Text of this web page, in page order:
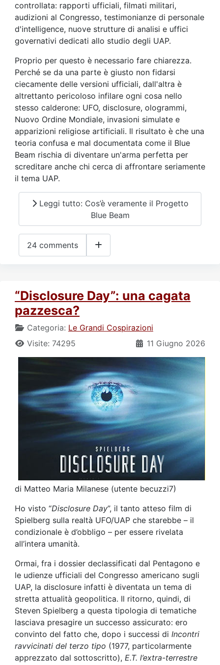
controllata: rapporti ufficiali, filmati militari,
audizioni al Congresso, testimonianze di personale
d'intelligence, nuove strutture di analisi e uffici
governativi dedicati allo studio degli UAP.
Proprio per questo è necessario fare chiarezza.
Perché se da una parte è giusto non fidarsi
ciecamente delle versioni ufficiali, dall'altra è
altrettanto pericoloso infilare ogni cosa nello
stesso calderone: UFO, disclosure, ologrammi,
Nuovo Ordine Mondiale, invasioni simulate e
apparizioni religiose artificiali. Il risultato è che una
teoria confusa e mal documentata come il Blue
Beam rischia di diventare un'arma perfetta per
screditare anche chi cerca di affrontare seriamente
il tema UAP.
Leggi tutto: Cos’è veramente il Progetto
Blue Beam
24 comments
“Disclosure Day”: una cagata
pazzesca?
Categoria: Le Grandi Cospirazioni
11 Giugno 2026
Visite: 74295
di Matteo Maria Milanese (utente becuzzi7)
Ho visto “Disclosure Day”, il tanto atteso film di
Spielberg sulla realtà UFO/UAP che starebbe – il
condizionale è d’obbligo – per essere rivelata
all’intera umanità.
Ormai, fra i dossier declassificati dal Pentagono e
le udienze ufficiali del Congresso americano sugli
UAP, la disclosure infatti è diventata un tema di
stretta attualità geopolitica. Il ritorno, quindi, di
Steven Spielberg a questa tipologia di tematiche
lasciava presagire un successo assicurato: ero
convinto del fatto che, dopo i successi di Incontri
ravvicinati del terzo tipo (1977, particolarmente
apprezzato dal sottoscritto), E.T. l’extra-terrestre